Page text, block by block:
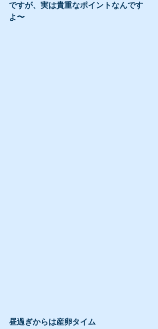
ですが、実は貴重なポイントなんです
よ〜
昼過ぎからは産卵タイム